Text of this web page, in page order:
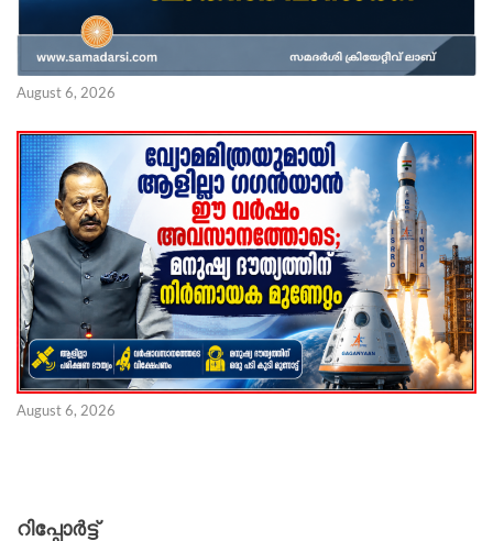
August 6, 2026
August 6, 2026
റിപ്പോര്‍ട്ട്